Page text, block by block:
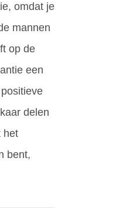
omdat je
mannen
op de
een
delen
het
bent,